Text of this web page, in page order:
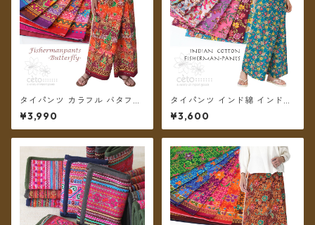
タイパンツ カラフル バタフラ
イプリント 6カラー リゾパン
ロング丈【メール便送料無
料】
¥3,990
タイパンツ インド綿 インド更
紗 no.9 花柄プリントいろいろ
4タイプ全8カラー ロング丈
【メール便送料無料】
¥3,600